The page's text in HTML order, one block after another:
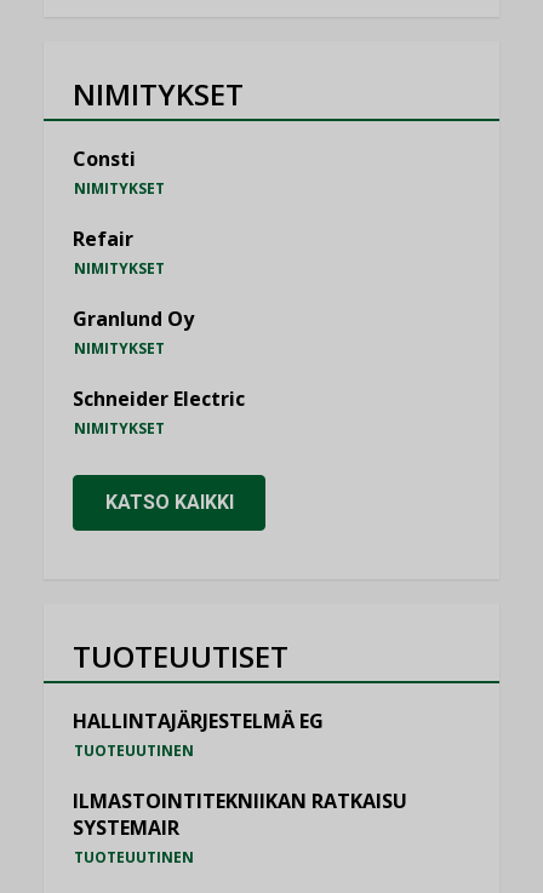
NIMITYKSET
Consti
NIMITYKSET
Refair
NIMITYKSET
Granlund Oy
NIMITYKSET
Schneider Electric
NIMITYKSET
KATSO KAIKKI
TUOTEUUTISET
HALLINTAJÄRJESTELMÄ EG
TUOTEUUTINEN
ILMASTOINTITEKNIIKAN RATKAISU
SYSTEMAIR
TUOTEUUTINEN